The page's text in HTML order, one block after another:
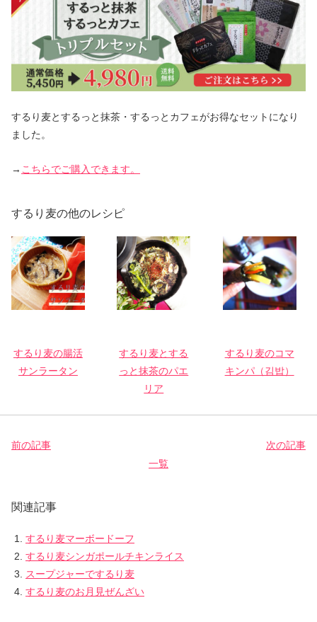
するり麦とするっと抹茶・するっとカフェがお得なセットになり
ました。
→ こちらでご購入できます。
するり麦の他のレシピ
するり麦の腸活
サンラータン
するり麦とする
っと抹茶のパエ
リア
するり麦のコマ
キンパ（김밥）
前の記事
次の記事
一覧
関連記事
するり麦マーボードーフ
するり麦シンガポールチキンライス
スープジャーでするり麦
するり麦のお月見ぜんざい